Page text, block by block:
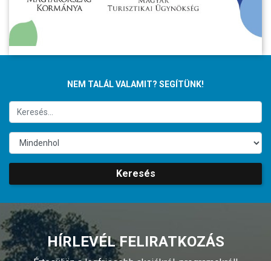
NEM TALÁL VALAMIT? SEGÍTÜNK!
Keresés
HÍRLEVÉL FELIRATKOZÁS